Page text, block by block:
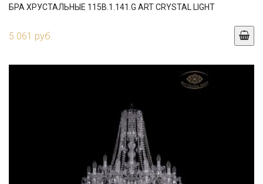
БРА ХРУСТАЛЬНЫЕ 115B.1.141.G ART CRYSTAL LIGHT
5 061 руб.